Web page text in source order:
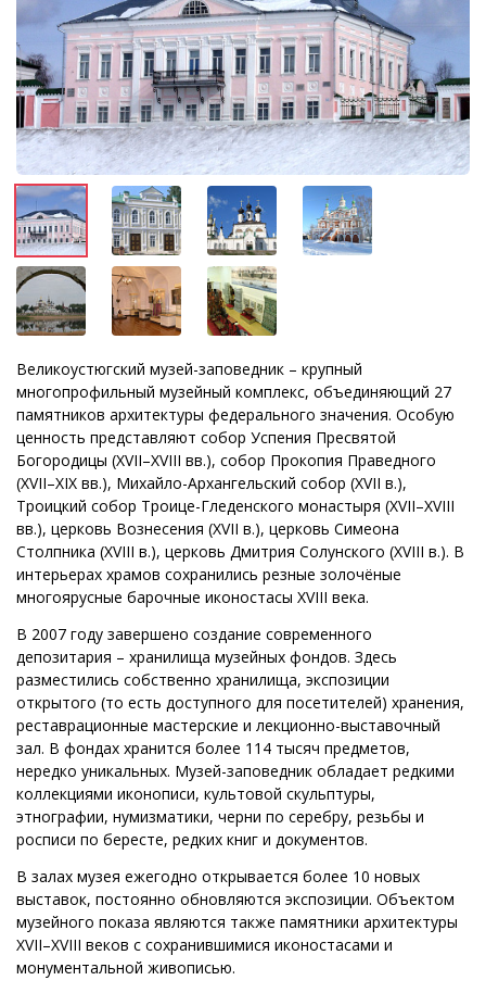
Великоустюгский музей-заповедник – крупный
многопрофильный музейный комплекс, объединяющий 27
памятников архитектуры федерального значения. Особую
ценность представляют собор Успения Пресвятой
Богородицы (XVII–XVIII вв.), собор Прокопия Праведного
(XVII–XIX вв.), Михайло-Архангельский собор (XVII в.),
Троицкий собор Троице-Гледенского монастыря (XVII–XVIII
вв.), церковь Вознесения (XVII в.), церковь Симеона
Столпника (XVIII в.), церковь Дмитрия Солунского (XVIII в.). В
интерьерах храмов сохранились резные золочёные
многоярусные барочные иконостасы XVIII века.
В 2007 году завершено создание современного
депозитария – хранилища музейных фондов. Здесь
разместились собственно хранилища, экспозиции
открытого (то есть доступного для посетителей) хранения,
реставрационные мастерские и лекционно-выставочный
зал. В фондах хранится более 114 тысяч предметов,
нередко уникальных. Музей-заповедник обладает редкими
коллекциями иконописи, культовой скульптуры,
этнографии, нумизматики, черни по серебру, резьбы и
росписи по бересте, редких книг и документов.
В залах музея ежегодно открывается более 10 новых
выставок, постоянно обновляются экспозиции. Объектом
музейного показа являются также памятники архитектуры
XVII–XVIII веков с сохранившимися иконостасами и
монументальной живописью.